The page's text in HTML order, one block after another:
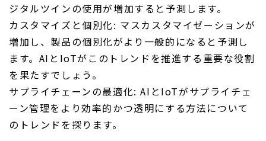
ジタルツインの使用が増加すると予測します。
カスタマイズと個別化: マスカスタマイゼーションが
増加し、製品の個別化がより一般的になると予測し
ます。AIとIoTがこのトレンドを推進する重要な役割
を果たすでしょう。
サプライチェーンの最適化: AIとIoTがサプライチェ
ーン管理をより効率的かつ透明にする方法について
のトレンドを探ります。